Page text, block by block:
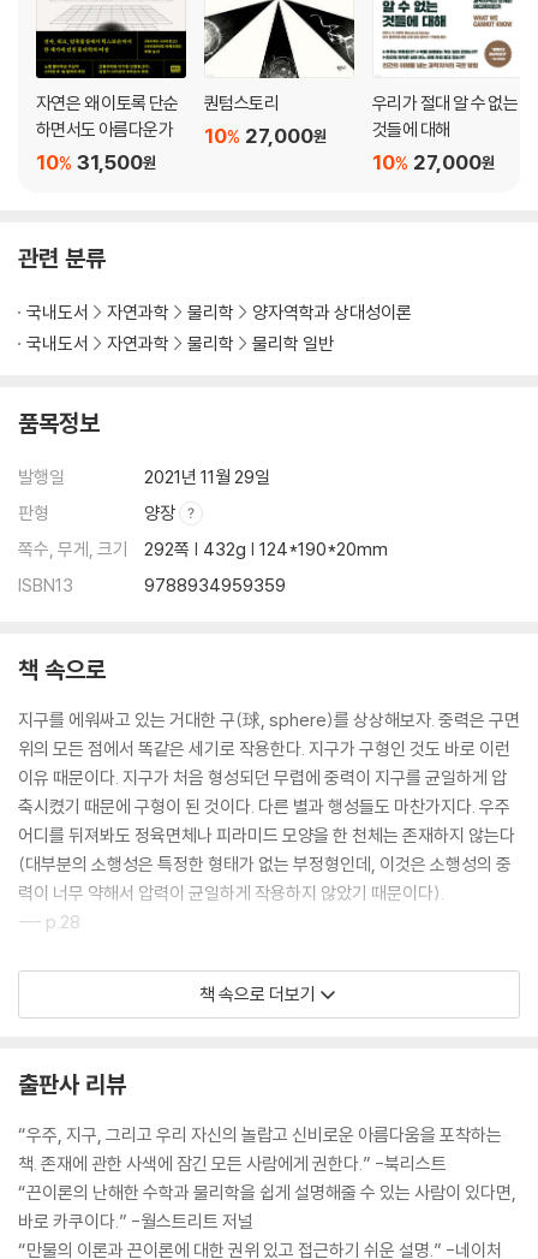
자연은 왜 이토록 단순
하면서도 아름다운가
31,500원
10%
퀀텀스토리
27,000원
10%
우리가 절대 알 수 없는
것들에 대해
27,000원
10%
관련 분류
국내도서 자연과학 물리학
양자역학과 상대성이론
국내도서
자연과학 물리학 물리학 일반
품목정보
발행일
2021년 11월 29일
판형
양장
쪽수, 무게, 크기
292쪽 | 432g | 124*190*20mm
ISBN13
9788934959359
책 속으로
지구를 에워싸고 있는 거대한 구(球, sphere)를 상상해보자. 중력은 구면
위의 모든 점에서 똑같은 세기로 작용한다. 지구가 구형인 것도 바로 이런
이유 때문이다. 지구가 처음 형성되던 무렵에 중력이 지구를 균일하게 압
축시켰기 때문에 구형이 된 것이다. 다른 별과 행성들도 마찬가지다. 우주
어디를 뒤져봐도 정육면체나 피라미드 모양을 한 천체는 존재하지 않는다
(대부분의 소행성은 특정한 형태가 없는 부정형인데, 이것은 소행성의 중
력이 너무 약해서 압력이 균일하게 작용하지 않았기 때문이다).
--- p.28
TV에 나오는 우주인들이 우주선 안에서 둥둥 떠다니는 것은 ‘지구와 너무
멀어서 중력이 사라졌기 때문’이 아니다(우주정거장이나 우주왕복선의 고
에서 중력이 0인 곳은 존재하지 않는다. 그런데도 우주인의 몸이 둥둥 떠
다니는 것은 우주선이 그들과 함께 ‘지구로 떨어지고 있기 때문’이다.
--- p.62
결국 중력이라는 힘은 실체가 아닌 환상이었다. 당신이 지금 의자에 앉아
이 책을 읽고 있다면, 당신은 ‘내 몸이 공간으로 날아가지 않는 것은 중력이
책 속으로 더보기
출판사 리뷰
“우주, 지구, 그리고 우리 자신의 놀랍고 신비로운 아름다움을 포착하는
책. 존재에 관한 사색에 잠긴 모든 사람에게 권한다.” -북리스트
“끈이론의 난해한 수학과 물리학을 쉽게 설명해줄 수 있는 사람이 있다면,
바로 카쿠이다.” -월스트리트 저널
“만물의 이론과 끈이론에 대한 권위 있고 접근하기 쉬운 설명.” -네이처